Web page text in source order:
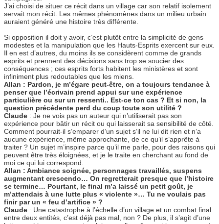
J’ai choisi de situer ce récit dans un village car son relatif isolement
servait mon récit. Les mêmes phénomènes dans un milieu urbain
auraient généré une histoire très différente.
Si opposition il doit y avoir, c’est plutôt entre la simplicité de gens
modestes et la manipulation que les Hauts-Esprits exercent sur eux.
Il en est d’autres, du moins ils se considèrent comme de grands
esprits et prennent des décisions sans trop se soucier des
conséquences ; ces esprits forts habitent les ministères et sont
infiniment plus redoutables que les miens.
Allan : Pardon, je m’égare peut-être, on a toujours tendance à
penser que l’écrivain prend appui sur une expérience
particulière ou sur un ressenti.. Est-ce ton cas ? Et si non, la
question précédente perd du coup toute son utilité ?
Claude : Je ne vois pas un auteur qui n’utiliserait pas son
expérience pour bâtir un récit ou qui laisserait sa sensibilité de côté.
Comment pourrait-il s’emparer d’un sujet s’il ne lui dit rien et n’a
aucune expérience, même approchante, de ce qu’il s’apprête à
traiter ? Un sujet m’inspire parce qu’il me parle, pour des raisons qui
peuvent être très éloignées, et je le traite en cherchant au fond de
moi ce qui lui correspond.
Allan : Ambiance soignée, personnages travaillés, suspens
augmentant crescendo… On regretterait presque que l’histoire
se termine… Pourtant, le final m’a laissé un petit goût, je
m’attendais à une lutte plus « violente »… Tu ne voulais pas
finir par un « feu d’artifice » ?
Claude : Une catastrophe à l’échelle d’un village et un combat final
entre deux entités, c’est déjà pas mal, non ? De plus, il s’agit d’une